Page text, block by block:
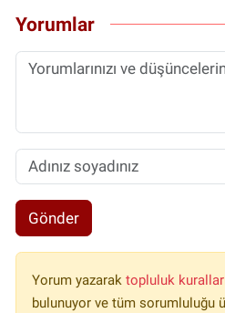
Yorumlar
Gönder
Yorum yazarak topluluk
bulunuyor ve tüm sorumluluğu